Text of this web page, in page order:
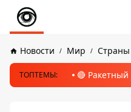
Новости Мир
ТОПТЕМЫ: 🔴 Ракетный